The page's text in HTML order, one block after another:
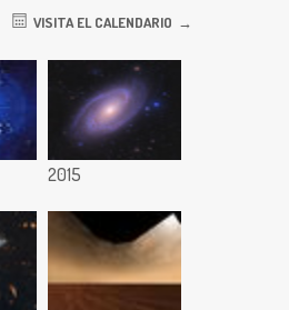
VISITA EL CALENDARIO
2015